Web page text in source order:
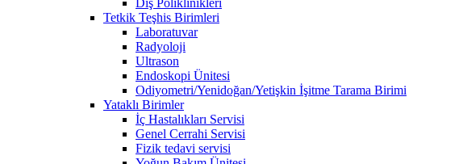
Tetkik Teşhis Birimleri
Laboratuvar
Radyoloji
Ultrason
Endoskopi Ünitesi
Odiyometri/Yenidoğan/Yetişkin İşitme Tarama Birimi
Yataklı Birimler
İç Hastalıkları Servisi
Genel Cerrahi Servisi
Fizik tedavi servisi